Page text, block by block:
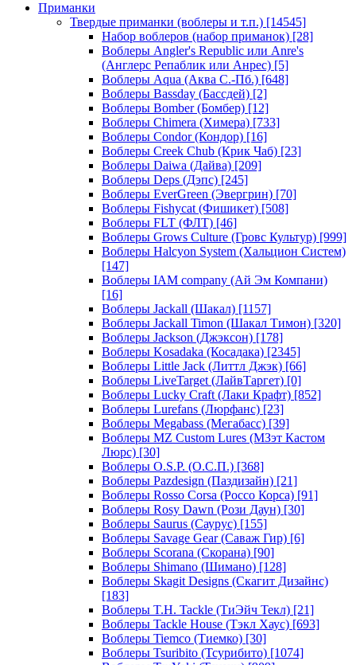
Приманки
Твердые приманки (воблеры и т.п.) [14545]
Набор воблеров (набор приманок) [28]
Воблеры Angler's Republic или Anre's
(Англерс Репаблик или Анрес) [5]
Воблеры Aqua (Аква С.-Пб.) [648]
Воблеры Bassday (Бассдей) [2]
Воблеры Bomber (Бомбер) [12]
Воблеры Chimera (Химера) [733]
Воблеры Condor (Кондор) [16]
Воблеры Creek Chub (Крик Чаб) [23]
Воблеры Daiwa (Дайва) [209]
Воблеры Deps (Дэпс) [245]
Воблеры EverGreen (Эвергрин) [70]
Воблеры Fishycat (Фишикет) [508]
Воблеры FLT (ФЛТ) [46]
Воблеры Grows Culture (Гровс Культур) [999]
Воблеры Halcyon System (Хальцион Систем)
[147]
Воблеры IAM company (Ай Эм Компани)
[16]
Воблеры Jackall (Шакал) [1157]
Воблеры Jackall Timon (Шакал Тимон) [320]
Воблеры Jackson (Джэксон) [178]
Воблеры Kosadaka (Косадака) [2345]
Воблеры Little Jack (Литтл Джэк) [66]
Воблеры LiveTarget (ЛайвТаргет) [0]
Воблеры Lucky Craft (Лаки Крафт) [852]
Воблеры Lurefans (Люрфанс) [23]
Воблеры Megabass (Мегабасс) [39]
Воблеры MZ Custom Lures (МЗэт Кастом
Люрс) [30]
Воблеры O.S.P. (О.С.П.) [368]
Воблеры Pazdesign (Паздизайн) [21]
Воблеры Rosso Corsa (Россо Корса) [91]
Воблеры Rosy Dawn (Рози Даун) [30]
Воблеры Saurus (Саурус) [155]
Воблеры Savage Gear (Саваж Гир) [6]
Воблеры Scorana (Скорана) [90]
Воблеры Shimano (Шимано) [128]
Воблеры Skagit Designs (Скагит Дизайнс)
[183]
Воблеры T.H. Tackle (ТиЭйч Текл) [21]
Воблеры Tackle House (Тэкл Хаус) [693]
Воблеры Tiemco (Тиемко) [30]
Воблеры Tsuribito (Тсурибито) [1074]